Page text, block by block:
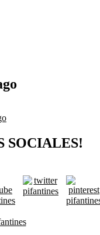
SOCIALES!